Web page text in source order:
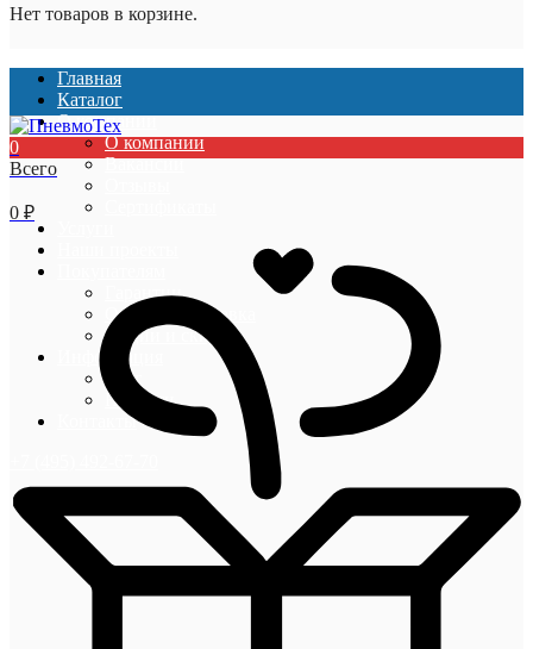
Нет товаров в корзине.
Главная
Каталог
О компании
О компании
Вакансии
Гарантии
Оплата и доставка
Акции и скидки
Информация
Блог
Новости
Контакты
0
Всего
0 ₽